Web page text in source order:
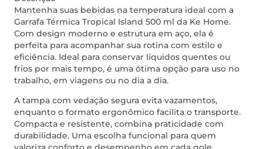
Mantenha suas bebidas na temperatura ideal com a
Garrafa Térmica Tropical Island 500 ml da Ke Home.
Com design moderno e estrutura em aço, ela é
perfeita para acompanhar sua rotina com estilo e
eficiência. Ideal para conservar líquidos quentes ou
frios por mais tempo, é uma ótima opção para uso no
trabalho, em viagens ou no dia a dia.
A tampa com vedação segura evita vazamentos,
enquanto o formato ergonômico facilita o transporte.
Compacta e resistente, combina praticidade com
durabilidade. Uma escolha funcional para quem